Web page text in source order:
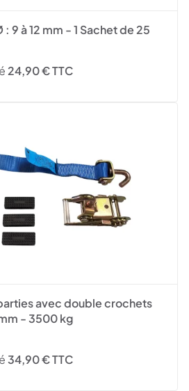
9 à 12 mm - 1 Sachet de 25
24,90 € TTC
avec double crochets
- 3500 kg
34,90 € TTC